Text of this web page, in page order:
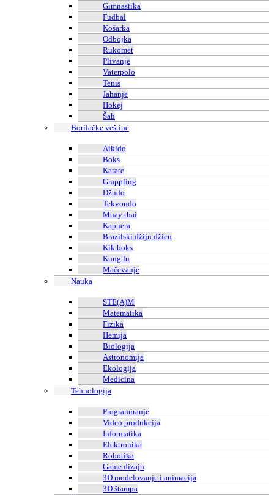
Gimnastika
Fudbal
Košarka
Odbojka
Rukomet
Plivanje
Vaterpolo
Tenis
Jahanje
Hokej
Šah
Borilačke veštine
Aikido
Boks
Karate
Grappling
Džudo
Tekvondo
Muay thai
Kapuera
Brazilski džiju džicu
Kik boks
Kung fu
Mačevanje
Nauka
STE(A)M
Matematika
Fizika
Hemija
Biologija
Astronomija
Ekologija
Medicina
Tehnologija
Programiranje
Video produkcija
Informatika
Elektronika
Robotika
Game dizajn
3D modelovanje i animacija
3D štampa